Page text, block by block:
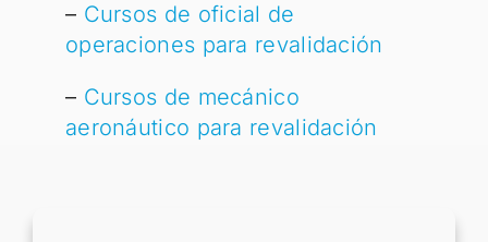
– Cursos de oficial de
operaciones para revalidación
– Cursos de mecánico
aeronáutico para revalidación